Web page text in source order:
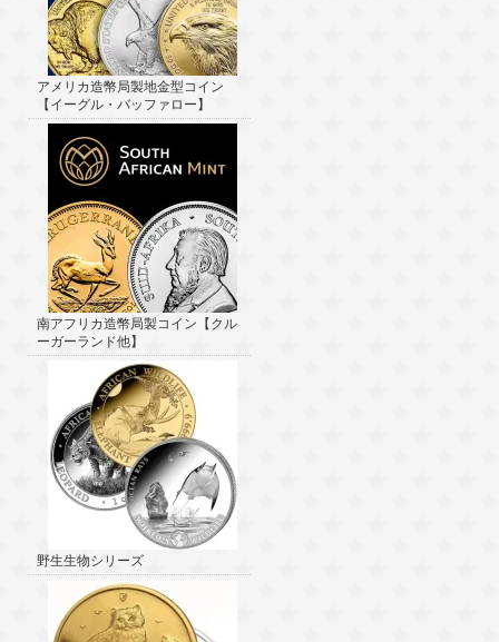
アメリカ造幣局製地金型コイン
【イーグル・バッファロー】
南アフリカ造幣局製コイン【クル
ーガーランド他】
野生生物シリーズ